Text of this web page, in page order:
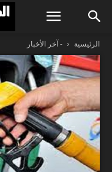
الرئيسية - آخر الأخبار